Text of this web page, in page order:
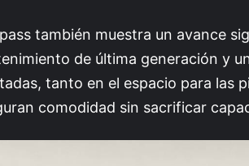
también muestra un avance
de última generación y
tanto en el espacio para las
comodidad sin sacrificar